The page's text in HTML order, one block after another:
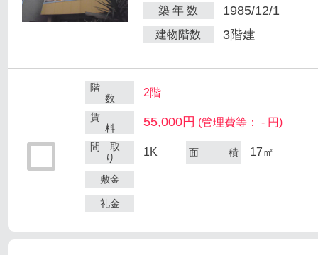
築 年 数 1985/12/1
建物階数 3階建
階
数
2階
賃
料
55,000円 (管理費等： - 円)
間 取
り
1K 面 積 17㎡
敷金
礼金